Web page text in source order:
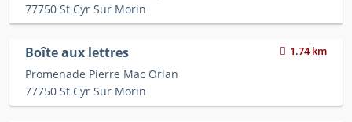
77750 St Cyr Sur Morin
Boîte aux lettres 1.74 km
Promenade Pierre Mac Orlan
77750 St Cyr Sur Morin